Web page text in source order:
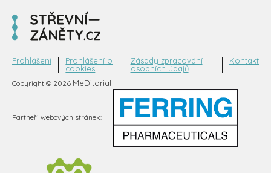
Copyright © 2026 MeDitorial
Prohlášení
Prohlášení o
cookies
Zásady zpracování
osobních údajů
Kontakt
Partneři webových stránek: